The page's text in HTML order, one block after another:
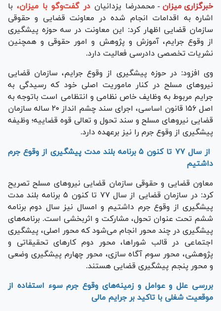
خبرگزاری میزان - محمدرضا یزدانیان در گفت‌وگو با میزان، با
اشاره به اقدامات انجام شده در معاونت قضایی و حقوقی
سازمان قضایی اظهار کرد: این معاونت در سه حوزه پیشگیری
از وقوع جرایم، آموزش و پژوهش و امور حقوقی و همچنین
نشریات تخصصی دادرسی فعالیت دارد.
وی افزود: در حوزه پیشگیری از وقوع جرایم، سازمان قضایی
نیرو‌های مسلح در کنار ماموریت اصلی خود که رسیدگی به
جرایم مربوط به وظایف خاص نظامی و انتظامی است باتوجه به
اصل ۱۵۶ قانون اساسی، اجرای سند چشم انداز ۲۰ ساله سازمان
قضایی نیرو‌های مسلح و سند تحول و تعالی قوه قضاییه؛ وظیفه
پیشگیری از وقوع جرم را نیز برعهده دارد.
از سال ۷۷ تا کنون ۵ برنامه بلند مدت پیشگیری از وقوع جرم
داشتیم
معاون قضایی و حقوقی سازمان قضایی نیروهای مسلح تصریح
کرد: در سازمان قضایی از سال ۷۷ تا کنون ۵ برنامه بلند مدت
پیشگیری از وقوع جرم داشتیم و امسال نیز سال دوم برنامه
ششم تحت عنوان تحول، مشارکت و اثربخشی است. برنامه‌های
پیشگیری در چند محور انجام می‌شود که محور اصلی، پیشگیری
اجتماعی در قالب شوراها، محور دوم کار‌های تحقیقاتی و
پژوهشی، محور سوم آگاه سازی، محور چهارم پیشگیری وضعی
و محور پنجم پیشگیری قضایی هستند.
بررسی علل و عوامل و زمینه‌های وقوع جرم سوء استفاده از
موقعیت شغلی با تاکید بر جرایم مالی